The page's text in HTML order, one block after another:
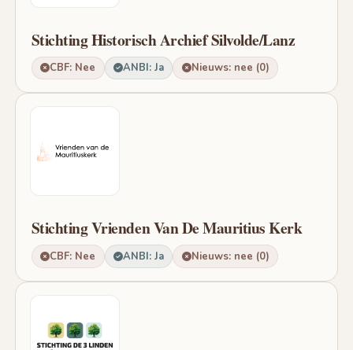
Stichting Historisch Archief Silvolde/Lanz
CBF: Nee ANBI: Ja Nieuws: nee (0)
Stichting Vrienden Van De Mauritius Kerk
CBF: Nee ANBI: Ja Nieuws: nee (0)